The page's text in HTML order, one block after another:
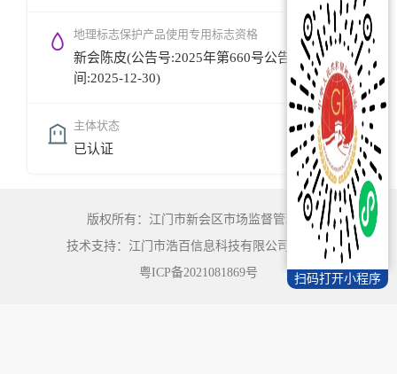
地理标志保护产品使用专用标志资格
新会陈皮(公告号:2025年第660号公告,公告时
间:2025-12-30)
主体状态
已认证
扫码打开小程序
版权所有：江门市新会区市场监督管理局
技术支持：江门市浩百信息科技有限公司
2022
粤ICP备2021081869号